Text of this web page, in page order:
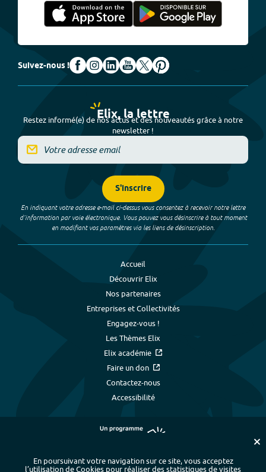
Suivez-nous !
Elix, la lettre
Restez informé(e) de nos actus et des nouveautés grâce à notre
newsletter !
S'inscrire
En indiquant votre adresse e-mail ci-dessus vous consentez à recevoir notre lettre
d’information par voie électronique. Vous pouvez vous désinscrire à tout moment
en modifiant vos paramètres via les liens de désinscription.
Accueil
Découvrir Elix
Nos partenaires
Entreprises et Collectivités
Engagez-vous !
Les Thèmes Elix
Elix académie
Faire un don
Contactez-nous
Accessibilité
En poursuivant votre navigation sur ce site, vous acceptez
l’utilisation de Cookies pour réaliser des statistiques de visites